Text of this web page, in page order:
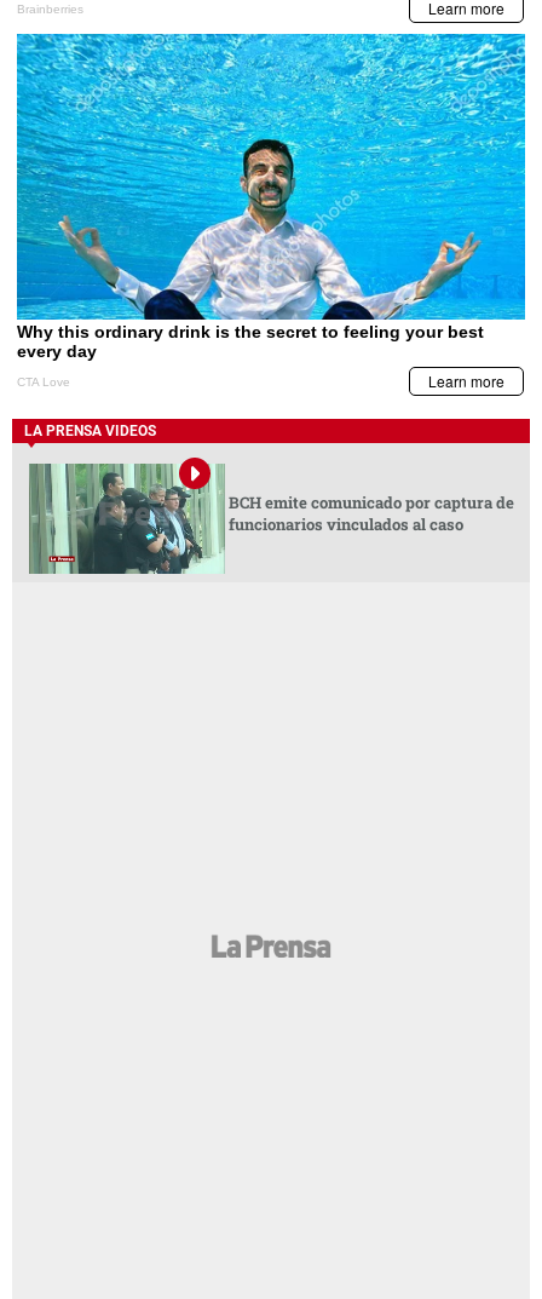
LA PRENSA VIDEOS
BCH emite comunicado por captura de
funcionarios vinculados al caso